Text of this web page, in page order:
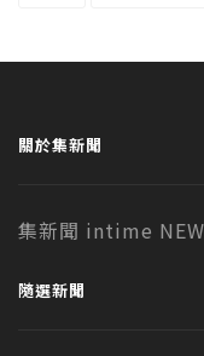
關於集新聞
集新聞 intime
隨選新聞